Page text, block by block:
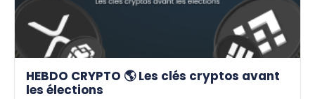
HEBDO CRYPTO 🌎 Les clés cryptos avant
les élections